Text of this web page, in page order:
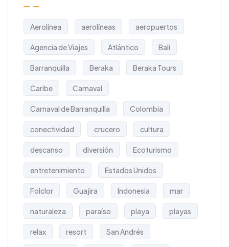
Aerolínea aerolíneas aeropuertos
Agencia de Viajes Atlántico Bali
Barranquilla Beraka Beraka Tours
Caribe Carnaval
Carnaval de Barranquilla Colombia
conectividad crucero cultura
descanso diversión Ecoturismo
entretenimiento Estados Unidos
Folclor Guajira Indonesia mar
naturaleza paraíso playa playas
relax resort San Andrés